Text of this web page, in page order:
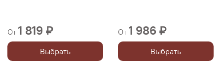
От 1 819 ₽
Выбрать
От 1 986 ₽
Выбрать